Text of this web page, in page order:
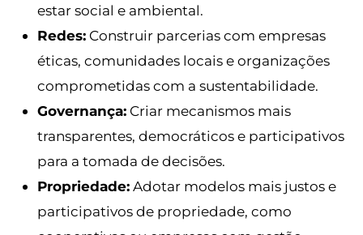
estar social e ambiental.
Redes: Construir parcerias com empresas
éticas, comunidades locais e organizações
comprometidas com a sustentabilidade.
Governança: Criar mecanismos mais
transparentes, democráticos e participativos
para a tomada de decisões.
Propriedade:Adotar modelos mais justos e
participativos de propriedade, como